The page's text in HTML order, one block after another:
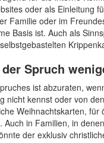
oder als Einleitung
Familie oder im
Basis ist. Auch als
Spruch
ist abzuraten,
nicht kennst oder von
Weihnachtskarten,
Auch in Familien, in
der exklusiv